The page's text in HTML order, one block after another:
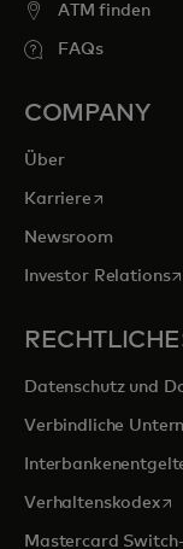
ATM finden
FAQs
COMPANY
Über
Karrierewird in
Newsroom
Investor Relations
Datenschutz und
Verbindliche
Verhaltenskodex
Mastercard